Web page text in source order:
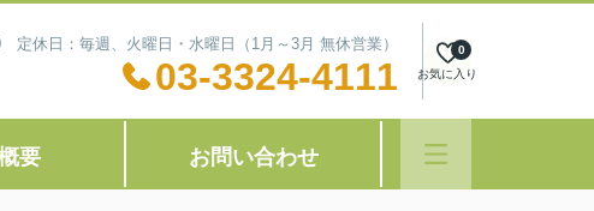
定休日：毎週、火曜日・水曜日（1月～3月 無休営業）
03-3324-4111 お気に入り
0
要 お問い合わせ